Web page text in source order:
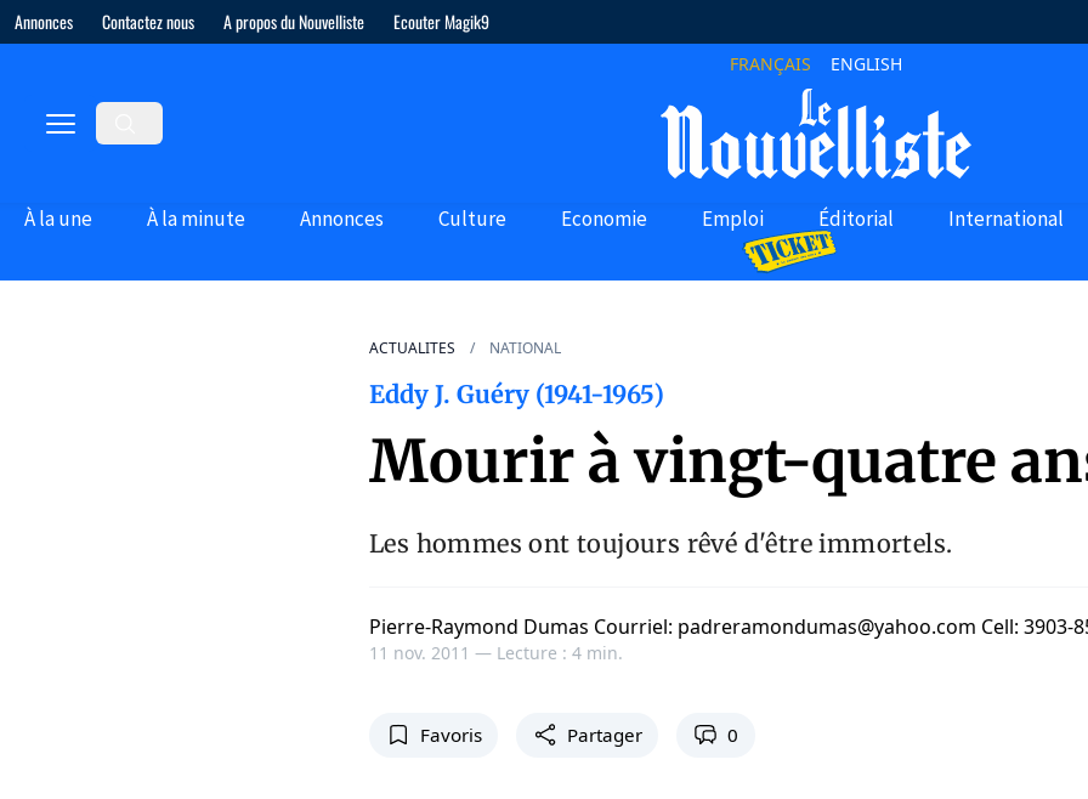
Annonces Contactez nous A propos du Nouvelliste Ecouter Magik9
FRANÇAIS ENGLISH
À la une À la minute Annonces Culture Economie Emploi Éditorial International
ACTUALITES NATIONAL
Eddy J. Guéry (1941-1965)
Mourir à vingt-quatre
Les hommes ont toujours rêvé d'être immortels.
Pierre-Raymond Dumas Courriel: padreramondumas@yahoo.com Cell: 3903-
11 nov. 2011 — Lecture : 4 min.
Favoris Partager 0